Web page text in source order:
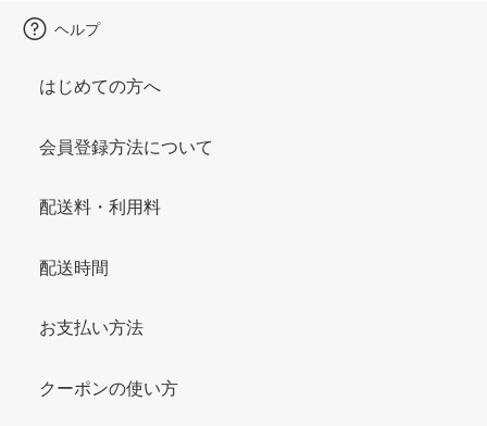
ヘルプ
はじめての方へ
会員登録方法について
配送料・利用料
配送時間
お支払い方法
クーポンの使い方